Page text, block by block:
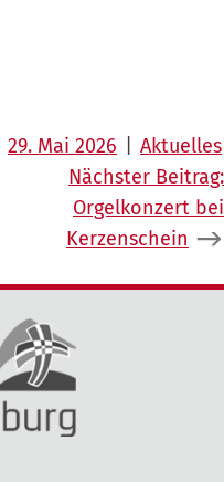
29. Mai 2026 Aktuelles
Nächster Beitrag:
Orgelkonzert bei
Kerzenschein